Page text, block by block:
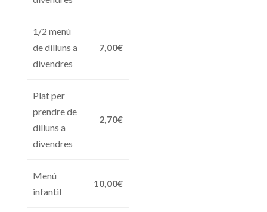
1/2 menú
de dilluns a
divendres
7,00€
Plat per
prendre de
dilluns a
divendres
2,70€
Menú
infantil
10,00€